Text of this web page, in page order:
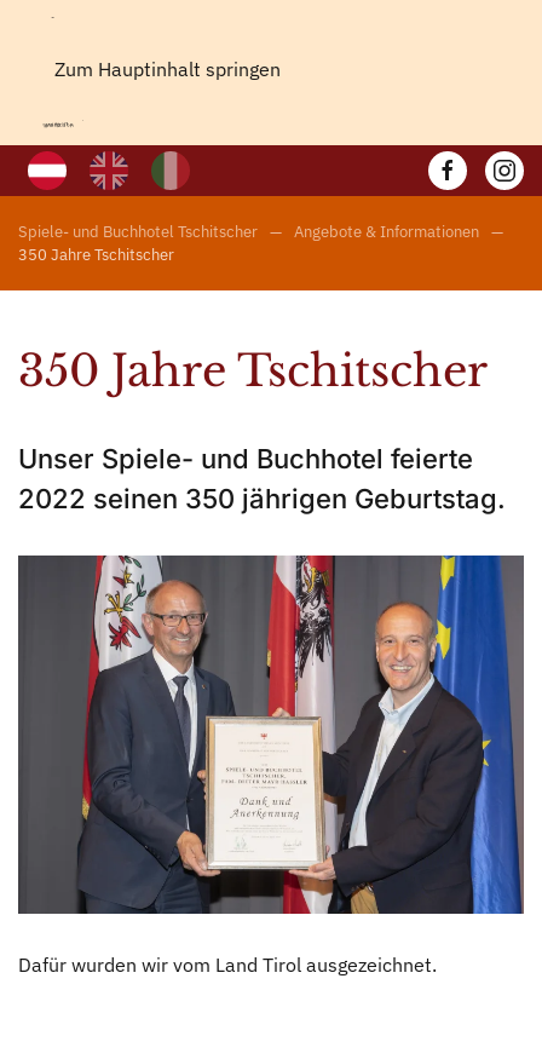
Zum Hauptinhalt springen
Spiele- und Buchhotel Tschitscher
Angebote & Informationen
350 Jahre Tschitscher
350 Jahre Tschitscher
Unser Spiele- und Buchhotel feierte
2022 seinen 350 jährigen Geburtstag.
Dafür wurden wir vom Land Tirol ausgezeichnet.